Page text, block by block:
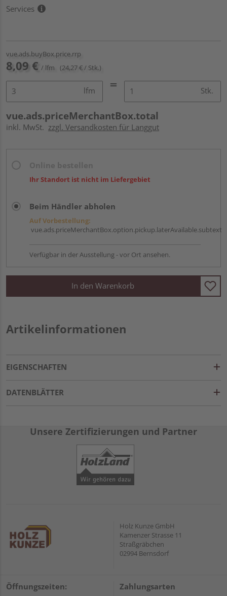
Services
vue.ads.buyBox.price.rrp
8,09 € / lfm (24,27 € / Stk.)
lfm Stk.
vue.ads.priceMerchantBox.total
inkl. MwSt. zzgl. Versandkosten für Langgut
Ihr Standort ist nicht im Liefergebiet
Beim Händler abholen
Auf Vorbestellung:
vue.ads.priceMerchantBox.option.pickup.laterAvailable.subtext
Verfügbar in der Ausstellung - vor Ort ansehen.
In den Warenkorb
Artikelinformationen
EIGENSCHAFTEN
DATENBLÄTTER
Unsere Zertifizierungen und Partner
Holz Kunze GmbH
Kamenzer Strasse 11
Straßgräbchen
02994 Bernsdorf
Öffnungszeiten: Zahlungsarten